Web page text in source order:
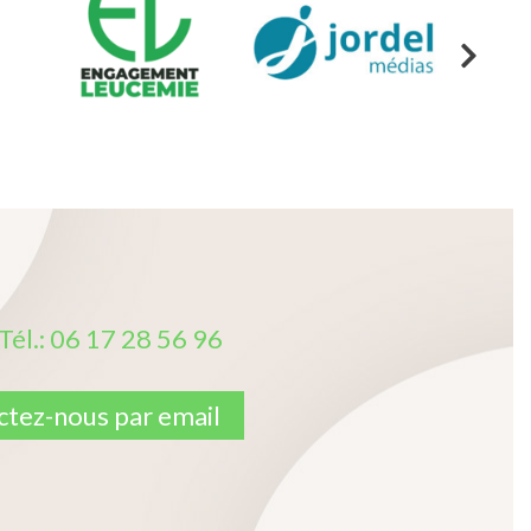
06 17 28 56 96
nous par email